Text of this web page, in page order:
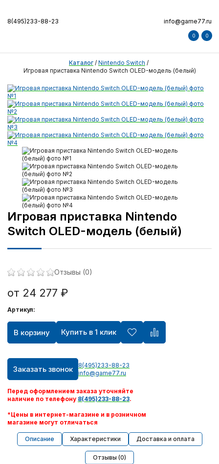
8(495)233-88-23 info@game77.ru
0 0
Каталог / Nintendo Switch /
Игровая приставка Nintendo Switch OLED-модель (белый)
Игровая приставка Nintendo
Switch OLED-модель (белый)
Отзывы (0)
от 24 277 ₽
Артикул:
В корзину Купить в 1 клик
Заказать звонок
8(495)233-88-23
info@game77.ru
Перед оформлением заказа уточняйте
наличие по телефону 8(495)233-88-23.
*Цены в интернет-магазине и в розничном
магазине могут отличаться
Описание Характеристики Доставка и оплата
Отзывы (0)